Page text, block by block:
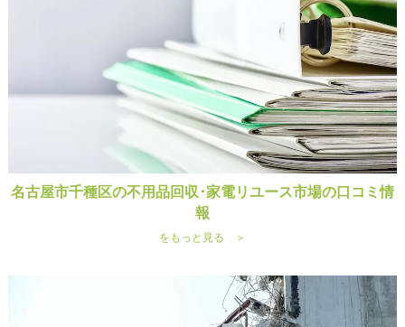
名古屋市千種区の不用品回収･家電リユース市場の口コミ情
報
をもっと見る ＞